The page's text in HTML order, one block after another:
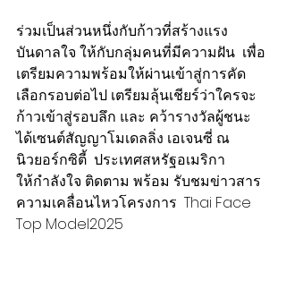
ร่วมเป็นส่วนหนึ่งกับก้าวที่สร้างแรง
บันดาลใจ ให้กับกลุ่มคนที่มีความฝัน  เพื่อ
เตรียมความพร้อมให้ผ่านเข้าสู่การคัด
เลือกรอบต่อไป เตรียมลุ้นเชียร์ว่าใครจะ
ก้าวเข้าสู่รอบลึก และ คว้ารางวัลผู้ชนะ
ได้เซนต์สัญญาโมเดลลิ่ง เอเจนซี่ ณ
นิวยอร์กซิตี้  ประเทศสหรัฐอเมริกา
ให้กำลังใจ ติดตาม พร้อม รับชมข่าวสาร
ความเคลื่อนไหวโครงการ  Thai Face
Top Model2025